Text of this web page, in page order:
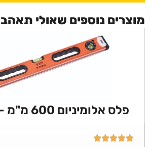
מוצרים נוספים שאולי תאהב
פלס אלומיניום 600 מ"מ – HARDEN